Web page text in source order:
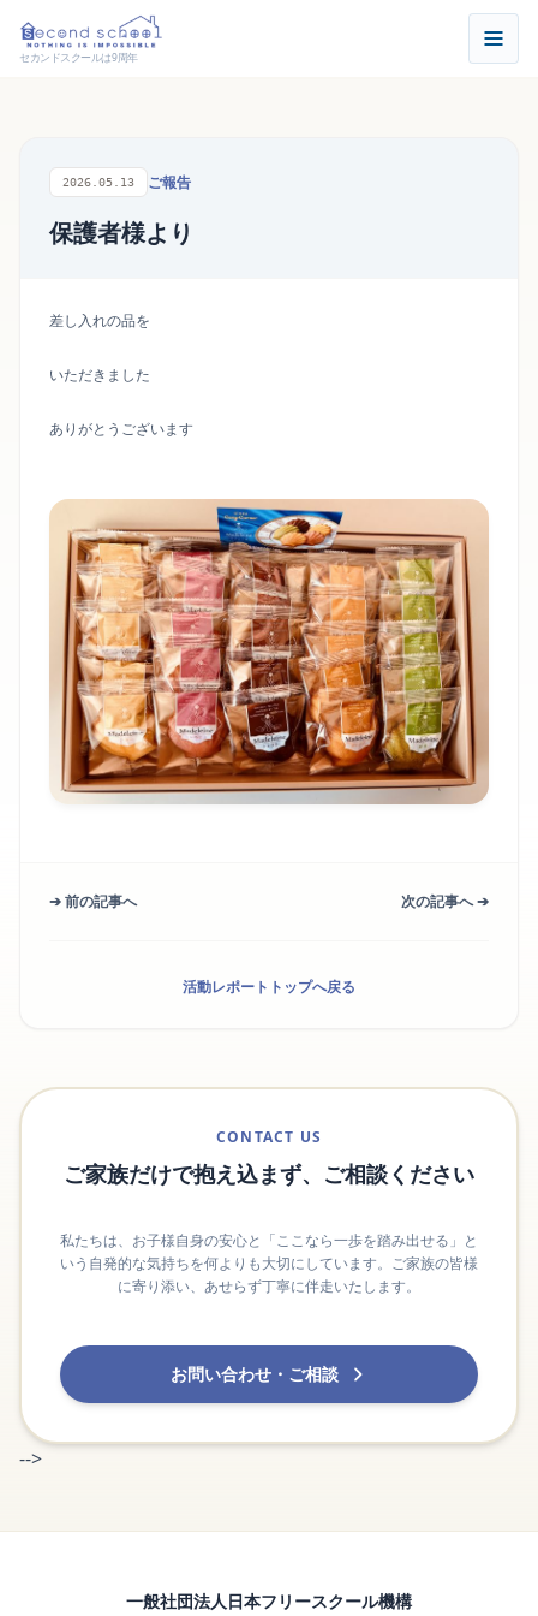
セカンドスクールは9周年
2026.05.13 ご報告
保護者様より
差し入れの品を
いただきました
ありがとうございます
➔ 前の記事へ 次の記事へ ➔
活動レポートトップへ戻る
CONTACT US
ご家族だけで抱え込まず、ご相談ください
私たちは、お子様自身の安心と「ここなら一歩を踏み出せる」と
いう自発的な気持ちを何よりも大切にしています。ご家族の皆様
に寄り添い、あせらず丁寧に伴走いたします。
お問い合わせ・ご相談
-->
一般社団法人日本フリースクール機構